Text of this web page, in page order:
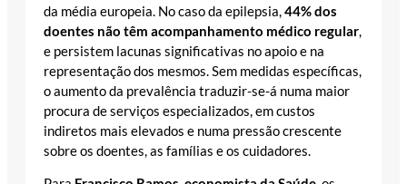
da média europeia. No caso da epilepsia,44% dos
doentes não têm acompanhamento médico regular,
e persistem lacunas significativas no apoio e na
representação dos mesmos. Sem medidas específicas,
o aumento da prevalência traduzir-se-á numa maior
procura de serviços especializados, em custos
indiretos mais elevados e numa pressão crescente
sobre os doentes, as famílias e os cuidadores.